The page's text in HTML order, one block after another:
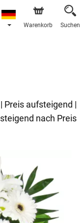
Warenkorb Suchen
Preis aufsteigend |
nach Preis